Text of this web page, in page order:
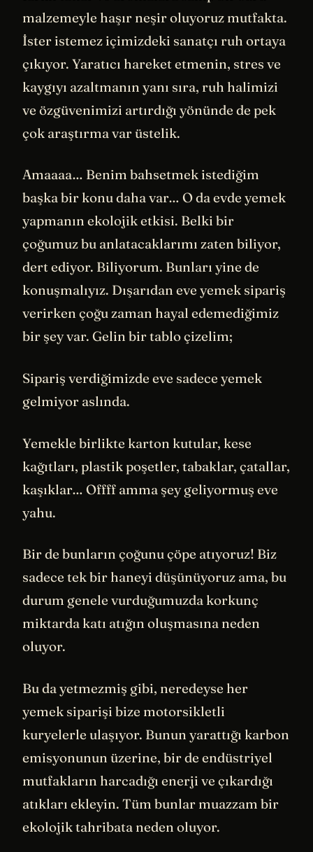
malzemeyle haşır neşir oluyoruz mutfakta.
İster istemez içimizdeki sanatçı ruh ortaya
çıkıyor. Yaratıcı hareket etmenin, stres ve
kaygıyı azaltmanın yanı sıra, ruh halimizi
ve özgüvenimizi artırdığı yönünde de pek
çok araştırma var üstelik.
Amaaaa… Benim bahsetmek istediğim
başka bir konu daha var… O da evde yemek
yapmanın ekolojik etkisi. Belki bir
çoğumuz bu anlatacaklarımı zaten biliyor,
dert ediyor. Biliyorum. Bunları yine de
konuşmalıyız. Dışarıdan eve yemek sipariş
verirken çoğu zaman hayal edemediğimiz
bir şey var. Gelin bir tablo çizelim;
Sipariş verdiğimizde eve sadece yemek
gelmiyor aslında.
Yemekle birlikte karton kutular, kese
kağıtları, plastik poşetler, tabaklar, çatallar,
kaşıklar… Offff amma şey geliyormuş eve
yahu.
Bir de bunların çoğunu çöpe atıyoruz! Biz
sadece tek bir haneyi düşünüyoruz ama, bu
durum genele vurduğumuzda korkunç
miktarda katı atığın oluşmasına neden
oluyor.
Bu da yetmezmiş gibi, neredeyse her
yemek siparişi bize motorsikletli
kuryelerle ulaşıyor. Bunun yarattığı karbon
emisyonunun üzerine, bir de endüstriyel
mutfakların harcadığı enerji ve çıkardığı
atıkları ekleyin. Tüm bunlar muazzam bir
ekolojik tahribata neden oluyor.